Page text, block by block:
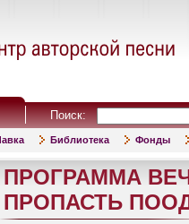
Поиск:
Библиотека Фонды
ПРОГРАММА
ПРОПАСТЬ